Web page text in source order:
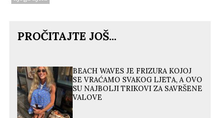
PROČITAJTE JOŠ...
BEACH WAVES JE FRIZURA KOJOJ
SE VRAĆAMO SVAKOG LJETA, A OVO
SU NAJBOLJI TRIKOVI ZA SAVRŠENE
VALOVE